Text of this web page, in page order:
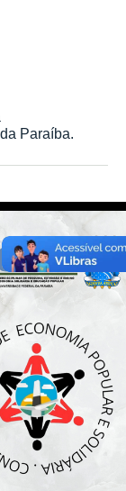
Paraíba.